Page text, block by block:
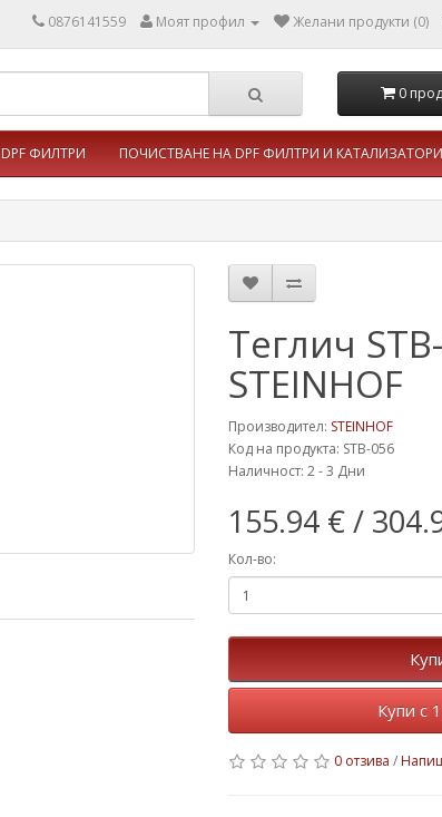
0876141559 Моят профил Желани продукти (0)
0
DPF ФИЛТРИ ПОЧИСТВАНЕ НА DPF ФИЛТРИ И КАТАЛИЗАТОРИ
Теглич
STEINHOF
Производител: STEINHOF
Код на продукта: STB-056
Наличност: 2 - 3 Дни
155.94 €/
Кол-во:
Купи с
0 отзива /